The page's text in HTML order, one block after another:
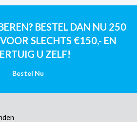
BESTEL DAN NU 250
SLECHTS €150,- EN
U ZELF!
Bestel Nu